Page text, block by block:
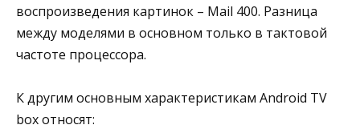
воспроизведения картинок – Mail 400. Разница
между моделями в основном только в тактовой
частоте процессора.
К другим основным характеристикам Android TV
box относят: